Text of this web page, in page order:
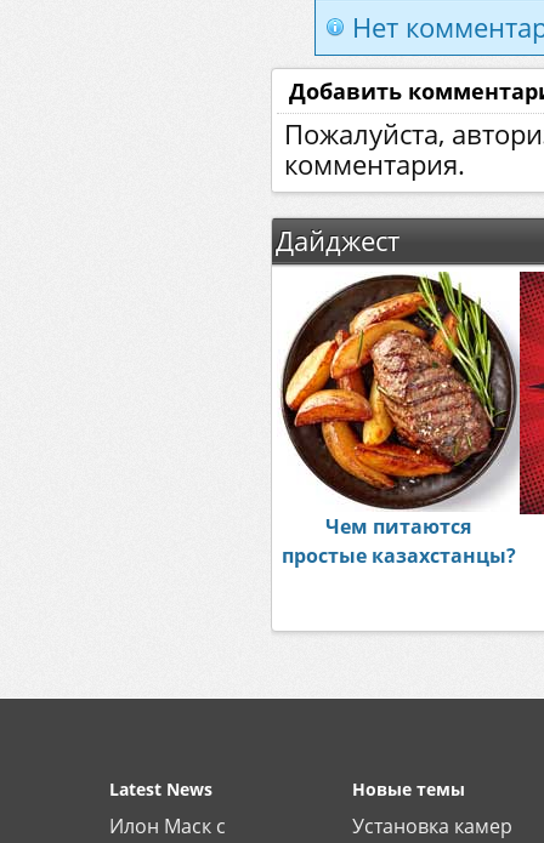
Нет
Добавить
Пожалуйста,
комментария.
Дайджест
Чем питаются
простые казахстанцы?
Latest News
Илон Маск с
Новые темы
Установка камер